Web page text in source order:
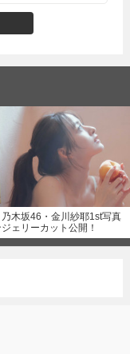
乃木坂46・金川紗耶1st写真
ェリーカット公開！